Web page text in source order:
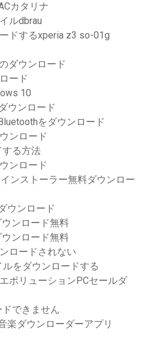
カタリナ
ルdbrau
ドするxperia z3 so-01g
ダウンロード
ード
10
ウンロード
をダウンロード
ンロード
る方法
ンロード
ンストーラー無料ダウンロー
ウンロード
ンロード無料
ンロード無料
ロードされない
をダウンロードする
ボリューションPCセールダ
できません
楽ダウンローダーアプリ